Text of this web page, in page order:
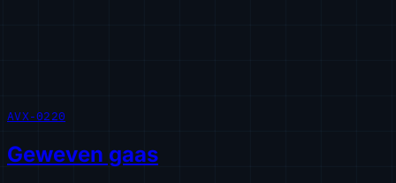
AVX-0220
Geweven gaas